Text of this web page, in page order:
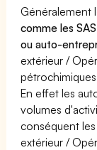
Généralement
comme les
ou auto-
extérieur /
En effet les
volumes
conséquent
extérieur /